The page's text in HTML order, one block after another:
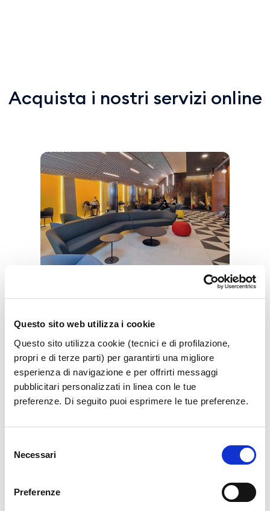
Questo sito web utilizza i cookie
Questo sito utilizza cookie (tecnici e di profilazione,
propri e di terze parti) per garantirti una migliore
esperienza di navigazione e per offrirti messaggi
pubblicitari personalizzati in linea con le tue
preferenze. Di seguito puoi esprimere le tue preferenze.
delNecessari
Preferenze
Acquista i nostri servizi online
Get cozy in the exclusive Vip Lounge
Show more